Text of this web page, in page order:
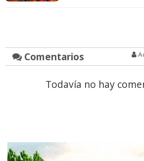
Comentarios
Todavía no hay